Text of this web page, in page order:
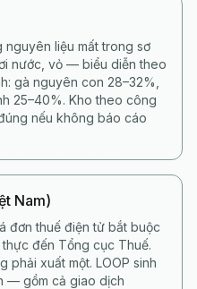
nguyên liệu mất trong sơ
nước, vỏ — biểu diễn theo
gà nguyên con 28–32%,
25–40%. Kho theo công
nếu không báo cáo
Nam)
đơn thuế điện tử bắt buộc
đến Tổng cục Thuế.
phải xuất một. LOOP sinh
— gồm cả giao dịch